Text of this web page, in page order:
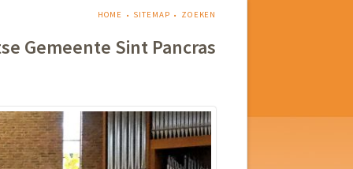
NAVIGATIE
HOME SITEMAP ZOEKEN
Gemeente Sint Pancras